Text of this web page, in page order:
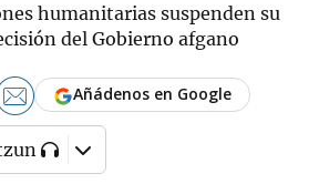
humanitarias suspenden su
del Gobierno afgano
Añádenos en Google